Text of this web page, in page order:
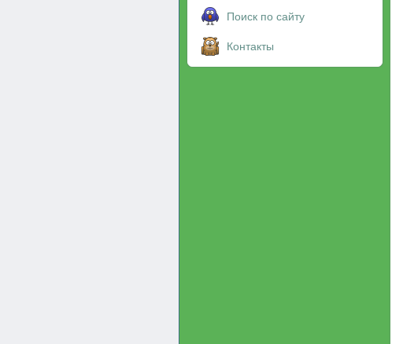
Поиск по сайту
Контакты